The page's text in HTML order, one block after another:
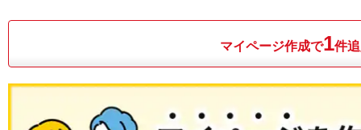
マイページ作成で1件